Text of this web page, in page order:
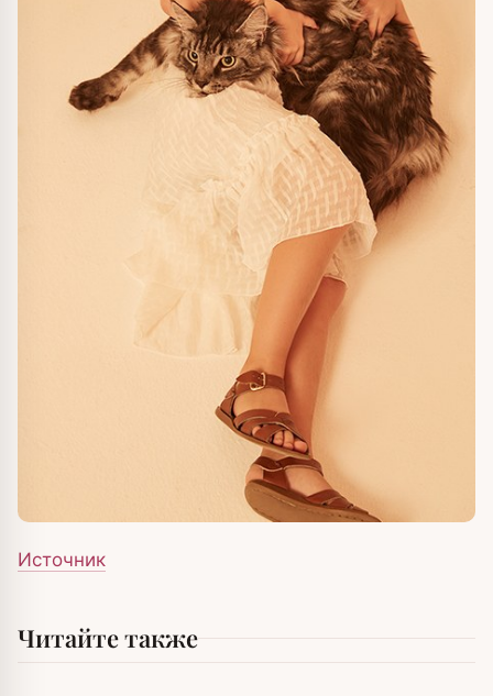
Источник
Читайте также